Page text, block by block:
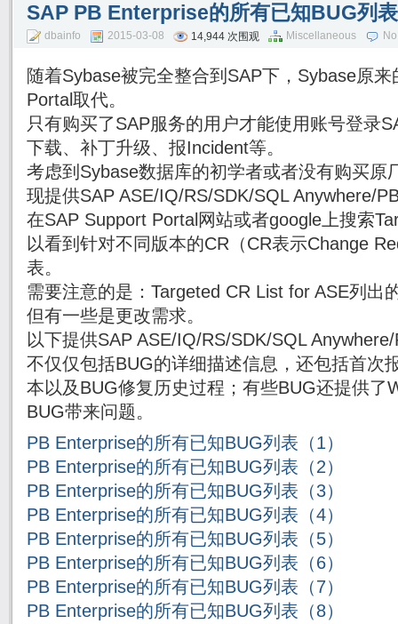
SAP PB Enterprise的所有已知BUG列
dbainfo 2015-03-08 14,944 次围观 Miscellaneous
随着Sybase被完全整合到SAP下，Sybase原
Portal取代。
只有购买了SAP服务的用户才能使用账号登录
下载、补丁升级、报Incident等。
考虑到Sybase数据库的初学者或者没有购买原
现提供SAP ASE/IQ/RS/SDK/SQL Anywhere/
在SAP Support Portal网站或者google上搜索
以看到针对不同版本的CR（CR表示Change
表。
需要注意的是：Targeted CR List for ASE列出
但有一些是更改需求。
以下提供SAP ASE/IQ/RS/SDK/SQL
不仅仅包括BUG的详细描述信息，还包括首次
本以及BUG修复历史过程；有些BUG还提供了
BUG带来问题。
PB Enterprise的所有已知BUG列表（1）
PB Enterprise的所有已知BUG列表（2）
PB Enterprise的所有已知BUG列表（3）
PB Enterprise的所有已知BUG列表（4）
PB Enterprise的所有已知BUG列表（5）
PB Enterprise的所有已知BUG列表（6）
PB Enterprise的所有已知BUG列表（7）
PB Enterprise的所有已知BUG列表（8）